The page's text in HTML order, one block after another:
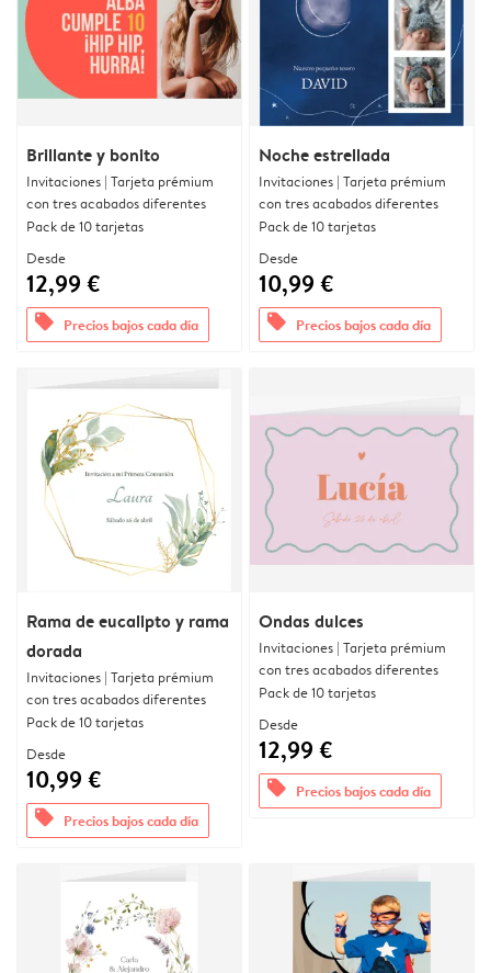
Brillante y bonito
Invitaciones | Tarjeta prémium
con tres acabados diferentes
Pack de 10 tarjetas
Desde
12,99 €
offers Precios bajos cada día
Noche estrellada
Invitaciones | Tarjeta prémium
con tres acabados diferentes
Pack de 10 tarjetas
Desde
10,99 €
offers Precios bajos cada día
Rama de eucalipto y rama
dorada
Invitaciones | Tarjeta prémium
con tres acabados diferentes
Pack de 10 tarjetas
Desde
10,99 €
offers Precios bajos cada día
Ondas dulces
Invitaciones | Tarjeta prémium
con tres acabados diferentes
Pack de 10 tarjetas
Desde
12,99 €
offers Precios bajos cada día